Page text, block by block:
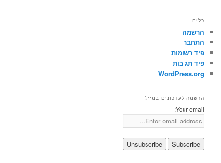
כלים
הרשמה
התחבר
פיד רשומות
פיד תגובות
WordPress.org
הרשמה לעדכונים במייל
Your email: